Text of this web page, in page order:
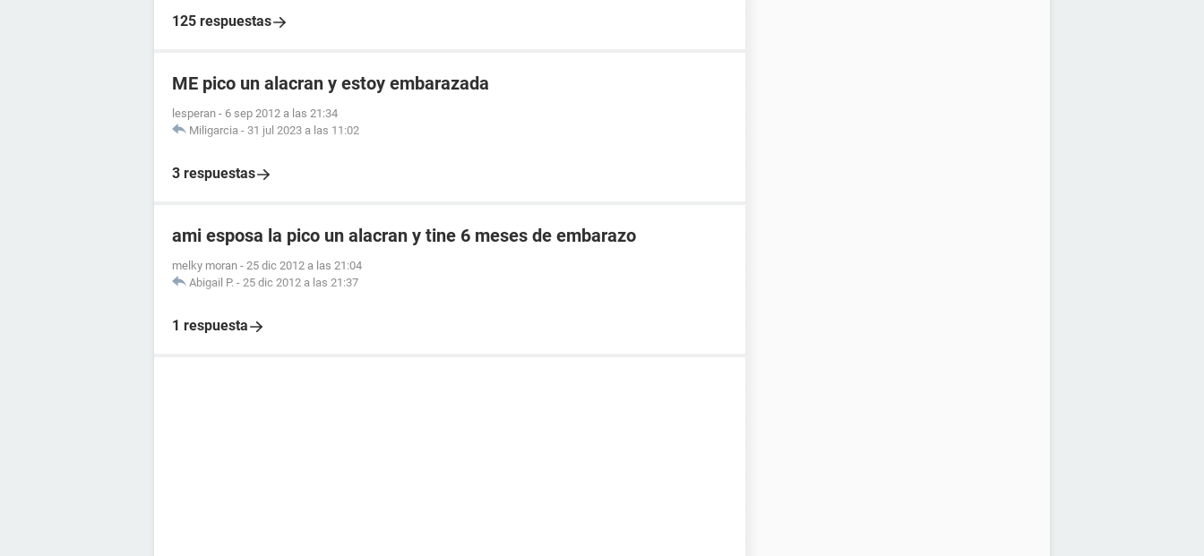
125 respuestas
ME pico un alacran y estoy embarazada
lesperan - 6 sep 2012 a las 21:34
Miligarcia - 31 jul 2023 a las 11:02
3 respuestas
ami esposa la pico un alacran y tine 6 meses de embarazo
melky moran - 25 dic 2012 a las 21:04
Abigail P. - 25 dic 2012 a las 21:37
1 respuesta